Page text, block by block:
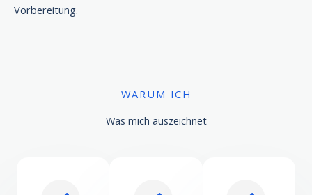
Vorbereitung.
WARUM ICH
Was mich auszeichnet